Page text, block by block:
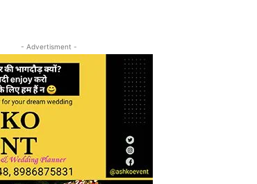
- Advertisment -